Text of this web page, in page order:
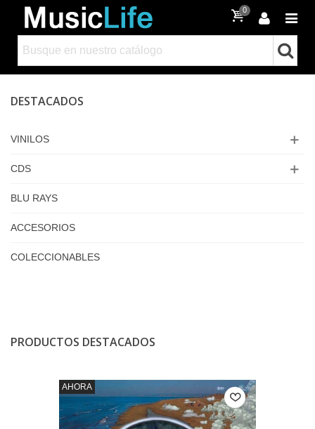
0
DESTACADOS
VINILOS
CDS
BLU RAYS
ACCESORIOS
COLECCIONABLES
PRODUCTOS DESTACADOS
AHORA